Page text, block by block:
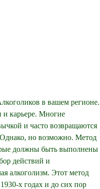
и карьере. Многие
и часто возвращаются
но возможно. Метод
должны быть выполнены
действий и
алкоголизм. Этот метод
х годах и до сих пор